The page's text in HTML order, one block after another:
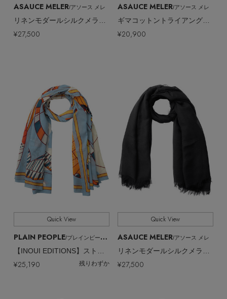
ASAUCE MELER/アソース メレ
ギマコットントライアングルレースストール
¥20,900
ASAUCE MELER/アソース メレ
¥27,500
Quick View
ASAUCE MELER/アソース メレ
リネンモダールシルクメランジュソリッドストール
¥27,500
Quick View
PLAIN PEOPLE/プレインピープル
【INOUI EDITIONS】ストール
¥25,190 残りわずか